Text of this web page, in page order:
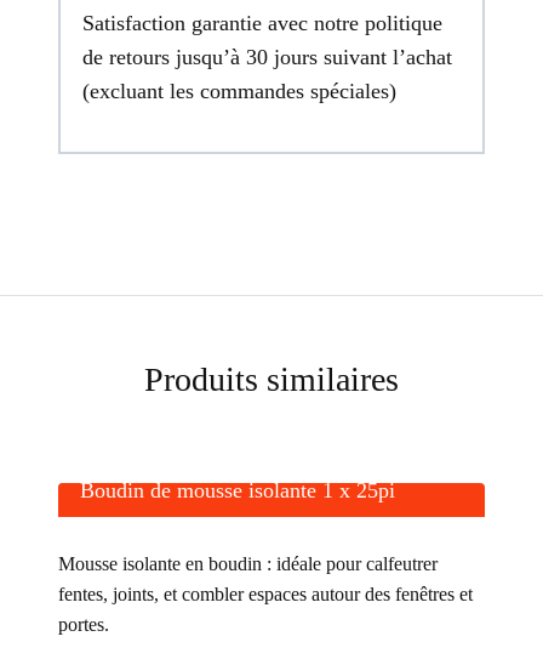
Satisfaction garantie avec notre politique
de retours jusqu’à 30 jours suivant l’achat
(excluant les commandes spéciales)
Produits similaires
Boudin de mousse isolante 1 x 25pi
Mousse isolante en boudin : idéale pour calfeutrer
fentes, joints, et combler espaces autour des fenêtres et
portes.